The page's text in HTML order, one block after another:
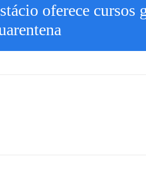
oferece cursos